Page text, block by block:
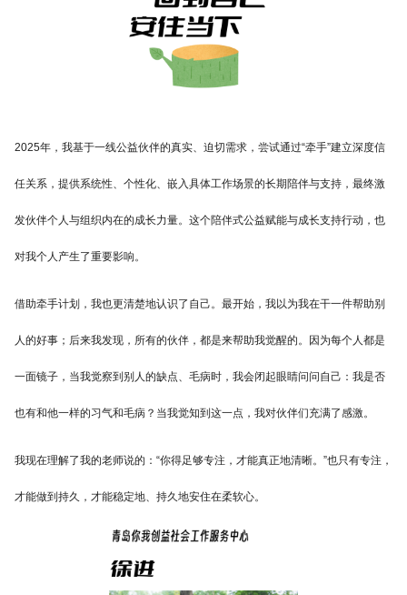
2025年，我基于一线公益伙伴的真实、迫切需求，尝试通过“牵手”建立深度信
任关系，提供系统性、个性化、嵌入具体工作场景的长期陪伴与支持，最终激
发伙伴个人与组织内在的成长力量。这个陪伴式公益赋能与成长支持行动，也
对我个人产生了重要影响。
借助牵手计划，我也更清楚地认识了自己。最开始，我以为我在干一件帮助别
人的好事；后来我发现，所有的伙伴，都是来帮助我觉醒的。因为每个人都是
一面镜子，当我觉察到别人的缺点、毛病时，我会闭起眼睛问问自己：我是否
也有和他一样的习气和毛病？当我觉知到这一点，我对伙伴们充满了感激。
我现在理解了我的老师说的：“你得足够专注，才能真正地清晰。”也只有专注，
才能做到持久，才能稳定地、持久地安住在柔软心。